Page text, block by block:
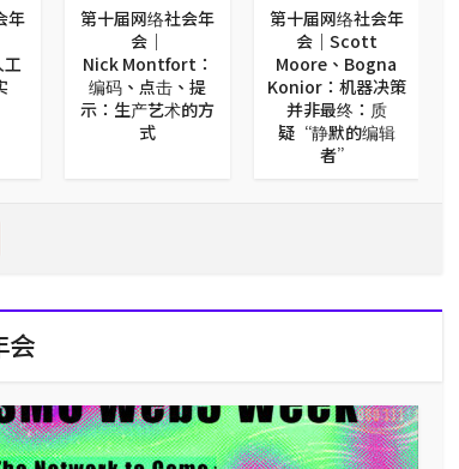
年
第十届网络社会年
会｜
Nick Montfort：
编码、点击、提
示：生产艺术的方
式
第十届网络社会年
会｜Scott
Moore、Bogna
Konior：机器决策
并非最终：质
疑“静默的编辑
者”
会